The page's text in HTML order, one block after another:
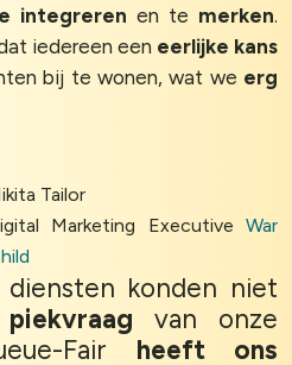
integreren en te merken.
iedereen een eerlijke kans
bij te wonen, wat we erg
Tailor
Marketing Executive War
diensten konden niet
piekvraag van onze
Fair heeft ons